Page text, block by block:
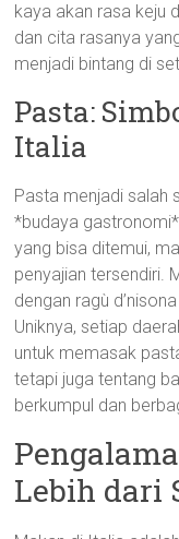
kaya akan rasa keju
dan cita rasanya
menjadi bintang di
Pasta:
Italia
Pasta menjadi salah
*budaya
yang bisa ditemui,
penyajian tersendiri.
dengan ragù
Uniknya, setiap
untuk memasak
tetapi juga tentang
berkumpul dan
Lebih dari